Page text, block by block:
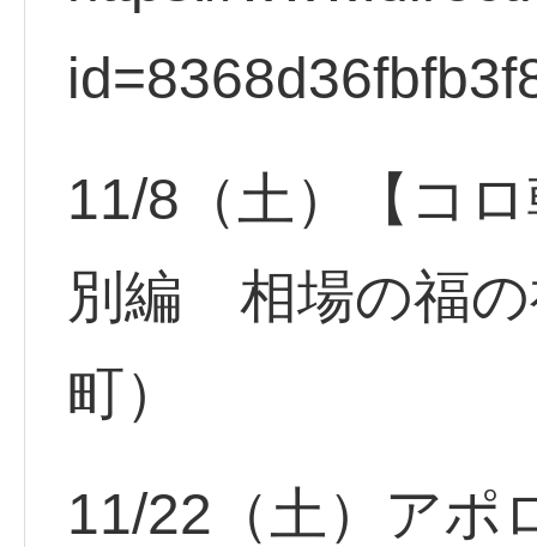
11/8（土）【コ
別編 相場の福の
町）
11/22（土）アポ